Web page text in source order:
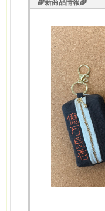
🌈新商品情報🌈